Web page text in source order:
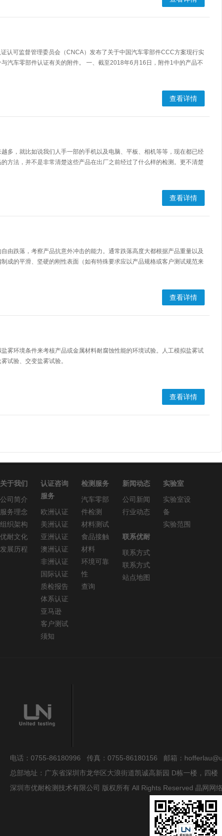
认可监督管理委员会（CNCA）发布了关于中国汽车零部件CCC方案现行实
汽车零部件认证有关的附件。 一、截至2018年6月16日，附件1中的产品不
查看详情
多，就比如说我们人手一部的手机以及电脑、平板、相机等等，现在都已经
方法，并不是非常清楚这些产品在出厂之前经过了什么样的检测。更不清楚
查看详情
由跌落，考察产品抗意外冲击的能力。通常跌落高度大都根据产品重量以及
成的平滑、坚硬的刚性表面（如有特殊要求应以产品规格或客户测试规范来
查看详情
雾环境条件来考核产品或金属材料耐腐蚀性能的环境试验。人工模拟盐雾试
试验、交变盐雾试验。
查看详情
关于我们
公司简介
服务理念
组织架构
优耐文化
发展历程
认证咨询
服务
欧洲认证
美洲认证
亚洲认证
澳洲认证
非洲认证
国际认证
质检报告
体系认证
亚马逊
客户测试
须知
检测服务
汽车零部
件检测
材料测试
食品接触
材料
环境可靠
性
查询
新闻动态
公司新闻
行业动态
实验室
实验室设
备
实验范围
联系优耐
联系方式
联系方式
站点地图
电话：0755-86180996 传真：0755-86180156 邮箱：
总部地址：广东省深圳市龙华区大浪街道凯诚高新园 D栋一楼，四楼
深圳市优耐检测技术有限公司 版权所有 All Rights Reserved 晶网网